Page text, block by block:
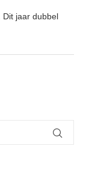
Dit jaar dubbel